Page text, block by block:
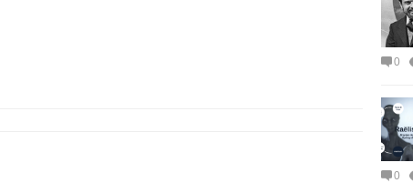
0
0